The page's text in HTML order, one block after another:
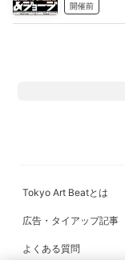
開催前
Tokyo Art Beatとは
広告・タイアップ記事
よくある質問